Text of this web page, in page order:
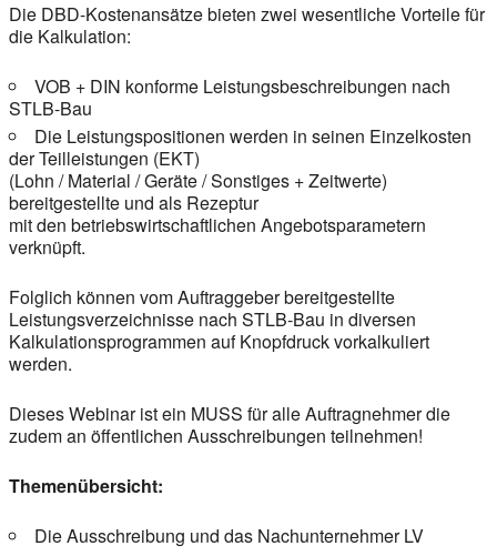
Die DBD-Kostenansätze bieten zwei wesentliche Vorteile für
die Kalkulation:
VOB + DIN konforme Leistungsbeschreibungen nach
STLB-Bau
Die Leistungspositionen werden in seinen Einzelkosten
der Teilleistungen (EKT)
(Lohn / Material / Geräte / Sonstiges + Zeitwerte)
bereitgestellte und als Rezeptur
mit den betriebswirtschaftlichen Angebotsparametern
verknüpft.
Folglich können vom Auftraggeber bereitgestellte
Leistungsverzeichnisse nach STLB-Bau in diversen
Kalkulationsprogrammen auf Knopfdruck vorkalkuliert
werden.
Dieses Webinar ist ein MUSS für alle Auftragnehmer die
zudem an öffentlichen Ausschreibungen teilnehmen!
Themenübersicht:
Die Ausschreibung und das Nachunternehmer LV